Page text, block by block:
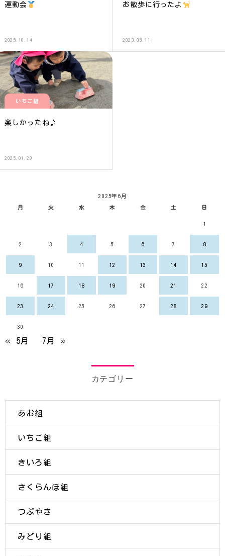
運動会
2025.10.14
お散歩に行ったよ
2023.05.11
いちご組
楽しかったね♪
2025.01.28
2025年6月
月 火 水 木 金 土 日
1
2 3 4 5 6 7 8
9 10 11 12 13 14 15
16 17 18 19 20 21 22
23 24 25 26 27 28 29
30
« 5月 7月 »
カテゴリー
あお組
いちご組
きいろ組
さくらんぼ組
つぶやき
みどり組